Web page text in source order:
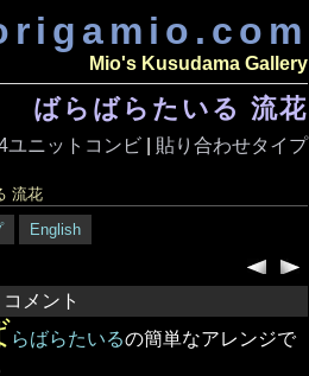
Mio's Kusudama Gallery
ばらばらたいる 流花
ユニットコンビ 貼り合わせタイプ
流花
English
コメント
らばらたいるの簡単なアレンジで